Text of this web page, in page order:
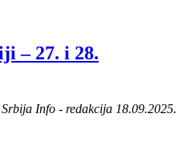
– 27. i 28.
Srbija Info - redakcija 18.09.2025.